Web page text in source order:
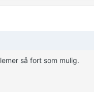
så fort som mulig.